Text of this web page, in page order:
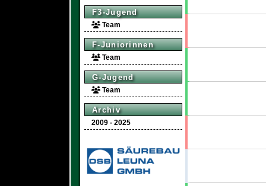
F3-Jugend
Team
F-Juniorinnen
Team
G-Jugend
Team
Archiv
2009 - 2025